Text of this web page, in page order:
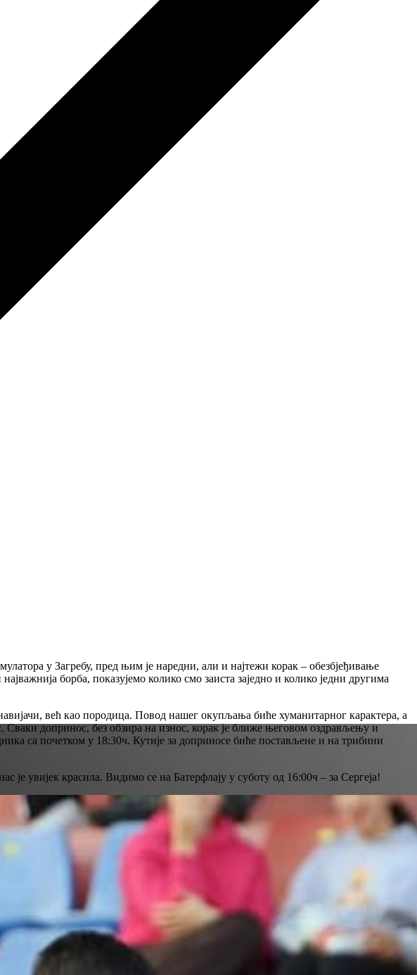
у Загребу, пред њим је наредни, али и најтежи корак – обезбјеђивање
борба, показујемо колико смо заиста заједно и колико једни другима
већ као породица. Повод нашег окупљања биће хуманитарног карактера, а
допринос, без обзира на износ, корак је ближе његовом оздрављењу и
са почетком у 18:30ч. Кутије за доприносе биће постављене и на трибини
је увијек красила. Видимо се на Батерфлају у суботу од 16:00ч – за Сергеја!